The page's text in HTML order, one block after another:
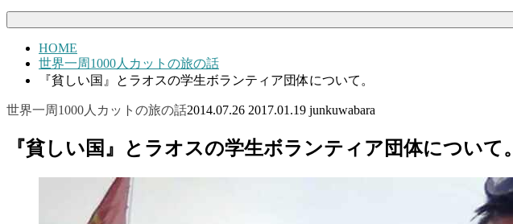
HOME
世界一周1000人カットの旅の話
『貧しい国』とラオスの学生ボランティア団体について。
世界一周1000人カットの旅の話2014.07.26 2017.01.19 junkuwabara
『貧しい国』とラオスの学生ボランティア団体について。